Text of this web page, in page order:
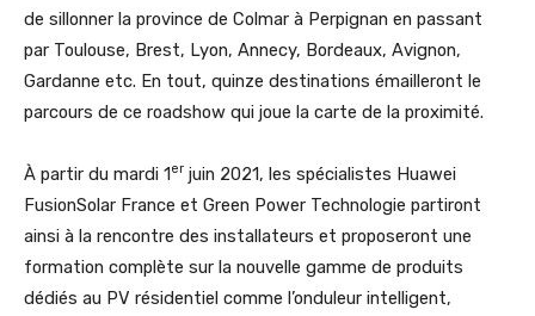
de sillonner la province de Colmar à Perpignan en passant
par Toulouse, Brest, Lyon, Annecy, Bordeaux, Avignon,
Gardanne etc. En tout, quinze destinations émailleront le
parcours de ce roadshow qui joue la carte de la proximité.
À partir du mardi 1er juin 2021, les spécialistes Huawei
FusionSolar France et Green Power Technologie partiront
ainsi à la rencontre des installateurs et proposeront une
formation complète sur la nouvelle gamme de produits
dédiés au PV résidentiel comme l’onduleur intelligent,